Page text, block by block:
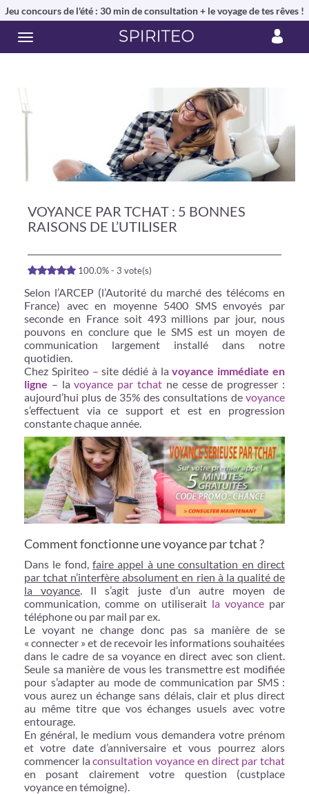
Jeu concours de l'été : 30 min de consultation + le voyage de tes rêves !
VOYANCE PAR TCHAT : 5 BONNES
RAISONS DE L’UTILISER
100.0% - 3 vote(s)
Selon l’ARCEP (l’Autorité du marché des télécoms en
France) avec en moyenne 5400 SMS envoyés par
seconde en France soit 493 millions par jour, nous
pouvons en conclure que le SMS est un moyen de
communication largement installé dans notre
quotidien.
Chez Spiriteo – site dédié à lavoyance immédiate en
ligne – lavoyance par tchat ne cesse de progresser :
aujourd’hui plus de 35% des consultations de voyance
s’effectuent via ce support et est en progression
constante chaque année.
Comment fonctionne une voyance par tchat ?
Dans le fond, faire appel à une consultation en direct
par tchat n’interfère absolument en rien à la qualité de
la voyance. Il s’agit juste d’un autre moyen de
communication, comme on utiliserait la voyance par
téléphone ou par mail par ex.
Le voyant ne change donc pas sa manière de se
« connecter » et de recevoir les informations souhaitées
dans le cadre de sa voyance en direct avec son client.
Seule sa manière de vous les transmettre est modifiée
pour s’adapter au mode de communication par SMS :
vous aurez un échange sans délais, clair et plus direct
au même titre que vos échanges usuels avec votre
entourage.
En général, le medium vous demandera votre prénom
et votre date d’anniversaire et vous pourrez alors
commencer laconsultation voyance en direct par tchat
en posant clairement votre question (custplace
voyance en témoigne).